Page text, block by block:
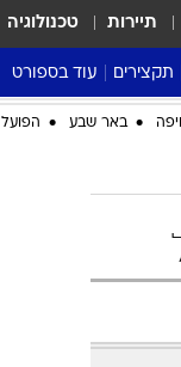
תיירות טכנולוגיה
תקצירים עוד בספורט
מונדיאל 2026
באר שבע